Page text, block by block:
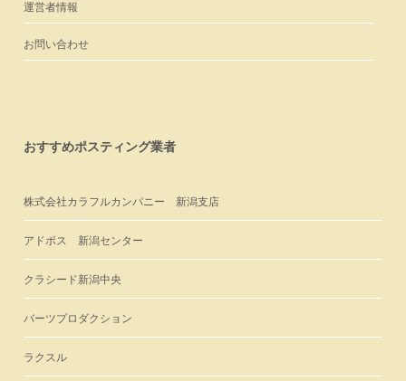
運営者情報
お問い合わせ
おすすめポスティング業者
株式会社カラフルカンパニー 新潟支店
アドポス 新潟センター
クラシード新潟中央
バーツプロダクション
ラクスル